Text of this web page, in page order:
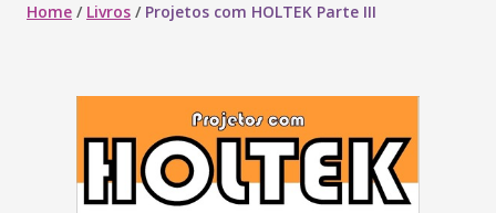
Home / Livros / Projetos com HOLTEK Parte III